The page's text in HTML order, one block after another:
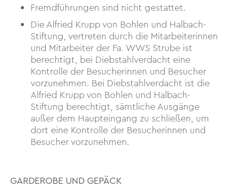
Fremdführungen sind nicht gestattet.
Die Alfried Krupp von Bohlen und Halbach-
Stiftung, vertreten durch die Mitarbeiterinnen
und Mitarbeiter der Fa. WWS Strube ist
berechtigt, bei Diebstahlverdacht eine
Kontrolle der Besucherinnen und Besucher
vorzunehmen. Bei Diebstahlverdacht ist die
Alfried Krupp von Bohlen und Halbach-
Stiftung berechtigt, sämtliche Ausgänge
außer dem Haupteingang zu schließen, um
dort eine Kontrolle der Besucherinnen und
Besucher vorzunehmen.
GARDEROBE UND GEPÄCK